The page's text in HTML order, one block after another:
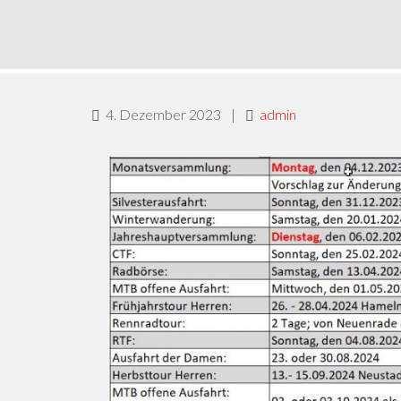
4. Dezember 2023 | admin